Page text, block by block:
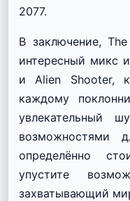
2077.
В заключение,
интересный микс
и Alien Shooter,
каждому
увлекательный
возможностями
определённо
упустите
захватывающий